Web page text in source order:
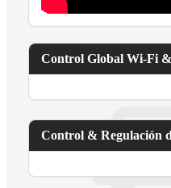
Control Global Wi-Fi &
Control & Regulación